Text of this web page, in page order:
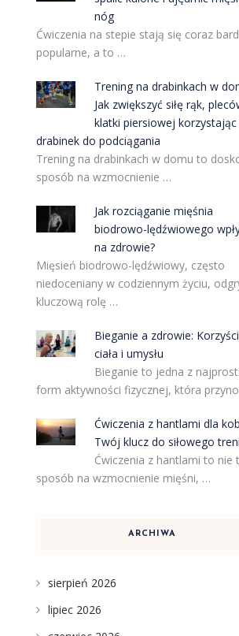
nóg
Ćwiczenia na stepie stają się coraz
popularne, a to …
Trening na drabinkach w
Jak zwiększyć siłę rąk,
klatki piersiowej korzystając
drabinek do podciągania
Trening na drabinkach w domu to
sposób na wzmocnienie …
Jak rozciąganie mięśnia
biodrowo-lędźwiowego
na zdrowie?
Mięsień biodrowo-lędźwiowy, często
niedoceniany w codziennym życiu,
kluczową rolę …
Bieganie a zdrowie:
ciała i umysłu
Bieganie to jedna z
form aktywności fizycznej, która
Ćwiczenia z hantlami dla
Twój klucz do siłowego
Ćwiczenia z hantlami to nie
sposób na wzmocnienie mięśni, …
ARCHIWA
sierpień 2026
lipiec 2026